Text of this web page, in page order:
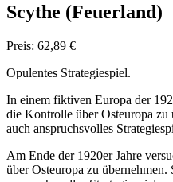
Scythe (Feuerland)
Preis: 62,89 €
Opulentes Strategiespiel.
In einem fiktiven Europa der
die Kontrolle über Osteuropa zu
auch anspruchsvolles
Am Ende der 1920er Jahre
über Osteuropa zu übernehmen.